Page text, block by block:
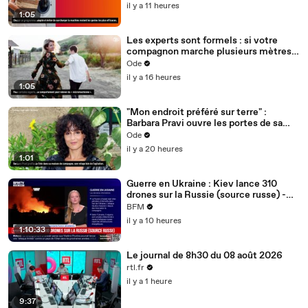
1:05
il y a 11 heures
1:05
Les experts sont formels : si votre
compagnon marche plusieurs mètres
devant vous, cela n'a rien d'anodin
Ode
il y a 16 heures
1:01
"Mon endroit préféré sur terre" :
Barbara Pravi ouvre les portes de sa
maison du bonheur, achetée après
avoir été au RSA
Ode
il y a 20 heures
1:10:33
Guerre en Ukraine : Kiev lance 310
drones sur la Russie (source russe) -
07/08
BFM
il y a 10 heures
9:37
Le journal de 8h30 du 08 août 2026
rtl.fr
il y a 1 heure